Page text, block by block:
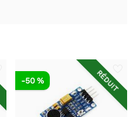
RÉDUIT
-50 %